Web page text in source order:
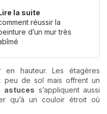
la suite
réussir la
d’un mur très
hauteur. Les étagères
peu de sol mais offrent un
astuces s’appliquent aussi
qu’à un couloir étroit où